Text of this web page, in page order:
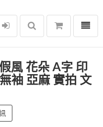
選單
風 花朵 A字 印
袖 亞麻 實拍 文